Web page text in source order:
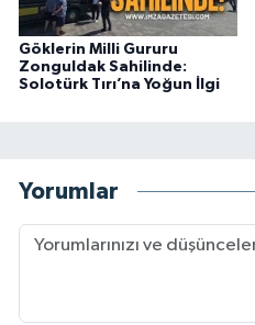
Göklerin Milli Gururu
Zonguldak Sahilinde:
Solotürk Tırı’na Yoğun İlgi
Yorumlar